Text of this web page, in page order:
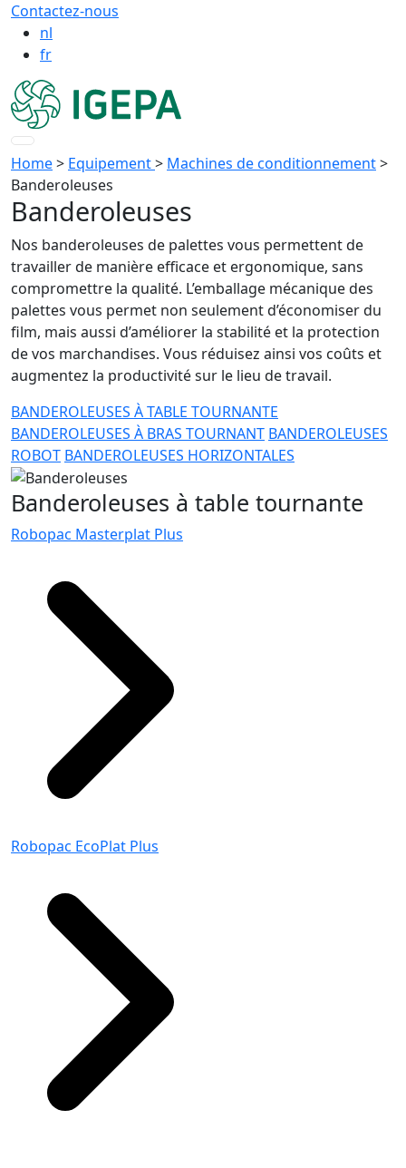
Contactez-nous
nl
fr
Home> Equipement> Machines de conditionnement>
Banderoleuses
Banderoleuses
Nos banderoleuses de palettes vous permettent de
travailler de manière efficace et ergonomique, sans
compromettre la qualité. L’emballage mécanique des
palettes vous permet non seulement d’économiser du
film, mais aussi d’améliorer la stabilité et la protection
de vos marchandises. Vous réduisez ainsi vos coûts et
augmentez la productivité sur le lieu de travail.
BANDEROLEUSES À TABLE TOURNANTE
BANDEROLEUSES À BRAS TOURNANT BANDEROLEUSES
ROBOT BANDEROLEUSES HORIZONTALES
Banderoleuses à table tournante
Robopac Masterplat Plus
Robopac EcoPlat Plus